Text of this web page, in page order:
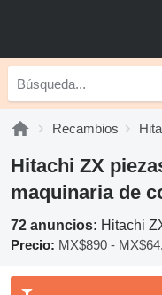
Recambios
Hitachi ZX
maquinaria de
72 anuncios: Hitachi
Precio: MX$890 -